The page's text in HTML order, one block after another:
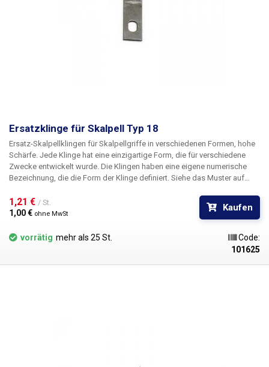
Ersatzklinge für Skalpell Typ 18
Ersatz-Skalpellklingen für Skalpellgriffe in verschiedenen Formen, hohe
Schärfe. Jede Klinge hat eine einzigartige Form, die für verschiedene
Zwecke entwickelt wurde. Die Klingen haben eine eigene numerische
Bezeichnung, die die Form der Klinge definiert. Siehe das Muster auf
Klingen sind nicht steril.
1,21 € / St.
1,00 € ohne MwSt
Kaufen
vorrätig mehr als 25 St.
Code:
101625